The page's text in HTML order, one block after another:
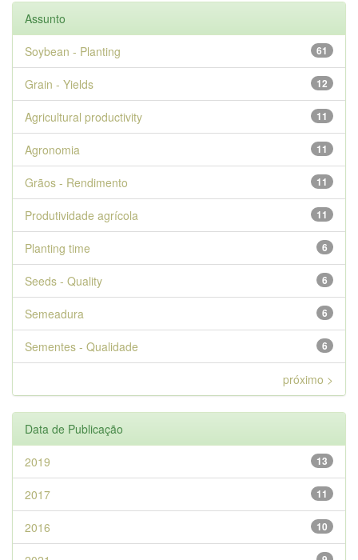
Assunto
61
Soybean - Planting
12
Grain - Yields
11
Agricultural productivity
11
Agronomia
11
Grãos - Rendimento
11
Produtividade agrícola
6
Planting time
6
Seeds - Quality
6
Semeadura
6
Sementes - Qualidade
próximo >
Data de Publicação
13
2019
11
2017
10
2016